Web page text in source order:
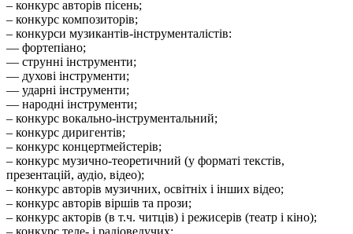
– конкурс авторів пісень;
– конкурс композиторів;
– конкурси музикантів-інструменталістів:
–– фортепіано;
–– струнні інструменти;
–– духові інструменти;
–– ударні інструменти;
–– народні інструменти;
– конкурс вокально-інструментальний;
– конкурс диригентів;
– конкурс концертмейстерів;
– конкурс музично-теоретичний (у форматі текстів,
презентацій, аудіо, відео);
– конкурс авторів музичних, освітніх і інших відео;
– конкурс авторів віршів та прози;
– конкурс акторів (в т.ч. читців) і режисерів (театр і кіно);